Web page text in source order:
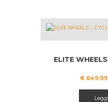
ELITE
€ 649.99